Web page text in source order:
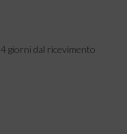
giorni dal ricevimento